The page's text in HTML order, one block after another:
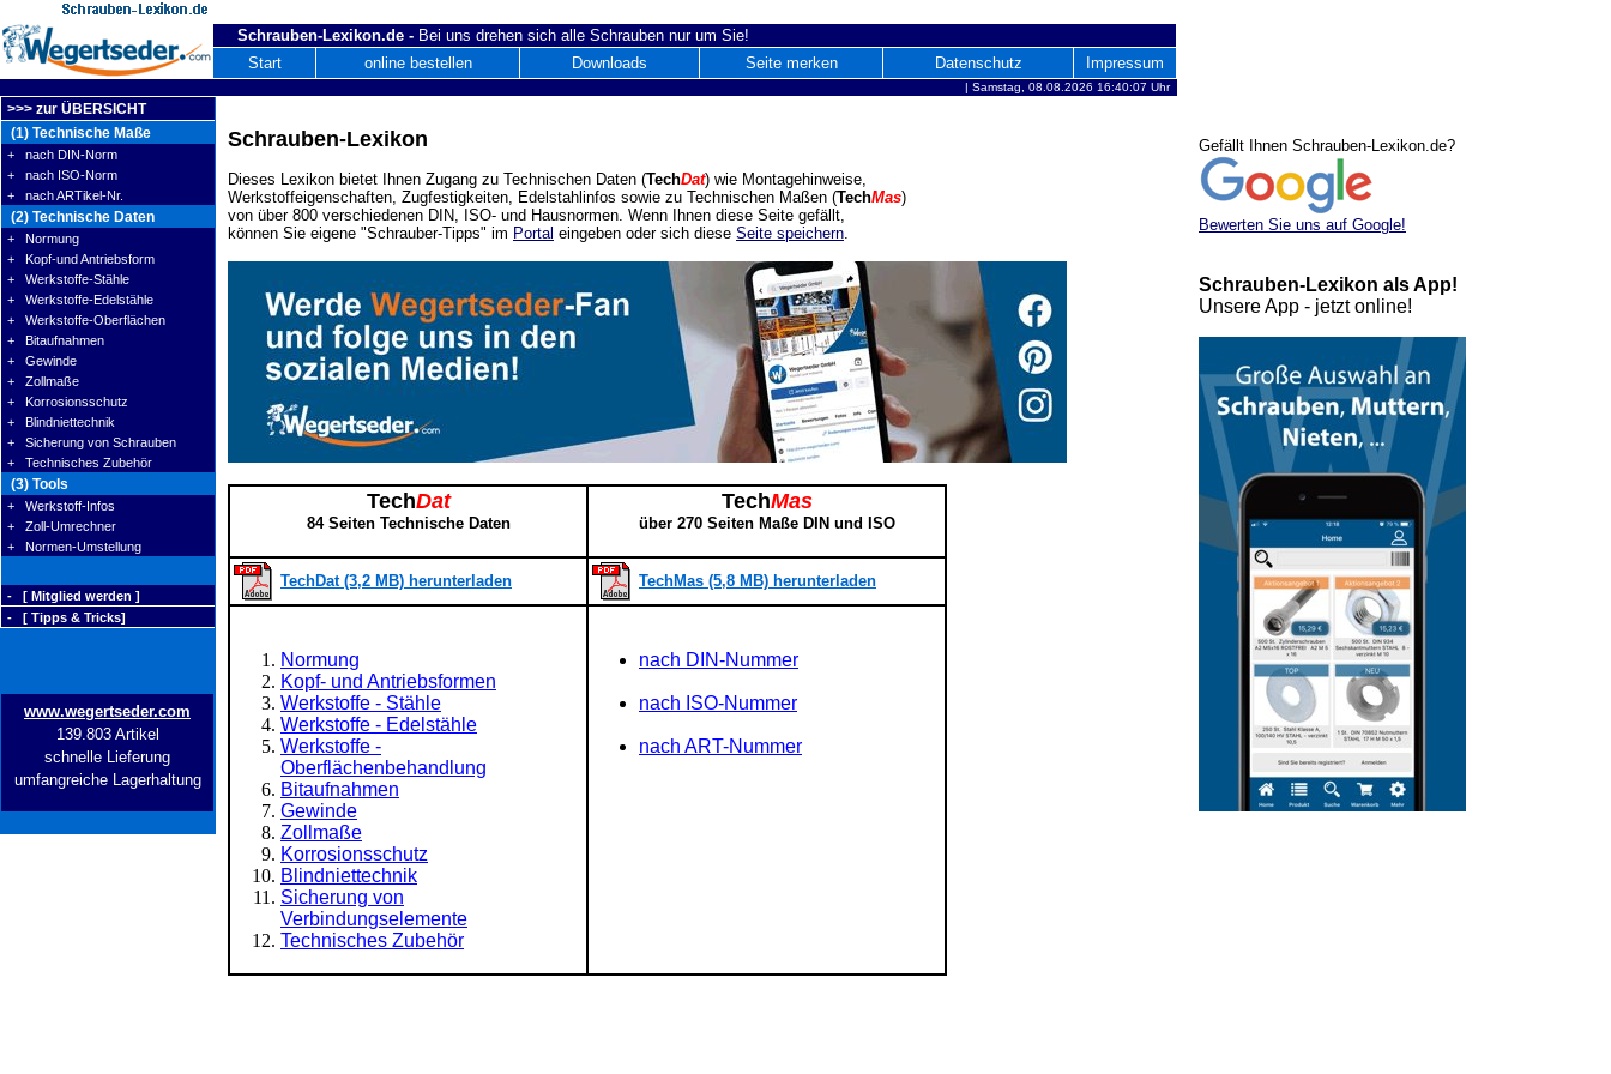
Schrauben-Lexikon.de - Bei uns drehen sich alle Schrauben nur um Sie!
Start
online bestellen Downloads Seite merken Datenschutz Impressum
| Samstag, 08.08.2026 16:40:07 Uhr
>>> zur ÜBERSICHT
(1) Technische Maße
+ nach DIN-Norm
+ nach ISO-Norm
+ nach ARTikel-Nr.
(2) Technische Daten
+ Normung
+ Kopf-und Antriebsform
+ Werkstoffe-Stähle
+ Werkstoffe-Edelstähle
+ Werkstoffe-Oberflächen
+ Bitaufnahmen
+ Gewinde
+ Zollmaße
+ Korrosionsschutz
+ Blindniettechnik
+ Sicherung von Schrauben
+ Technisches Zubehör
(3) Tools
+ Werkstoff-Infos
+ Zoll-Umrechner
+ Normen-Umstellung
- [ Mitglied werden ]
- [ Tipps & Tricks]
www.wegertseder.com
139.803 Artikel
schnelle Lieferung
umfangreiche Lagerhaltung
Schrauben-Lexikon
Dieses Lexikon bietet Ihnen Zugang zu Technischen Daten (TechDat) wie Montagehinweise,
Werkstoffeigenschaften, Zugfestigkeiten, Edelstahlinfos sowie zu Technischen Maßen (TechMas)
von über 800 verschiedenen DIN, ISO- und Hausnormen. Wenn Ihnen diese Seite gefällt,
können Sie eigene "Schrauber-Tipps" im Portal eingeben oder sich diese Seite speichern.
TechDat
84 Seiten Technische Daten
TechMas
über 270 Seiten Maße DIN und ISO
TechDat (3,2 MB) herunterladen TechMas (5,8 MB) herunterladen
Normung
Kopf- und Antriebsformen
Werkstoffe - Stähle
Werkstoffe - Edelstähle
Werkstoffe -
Oberflächenbehandlung
Bitaufnahmen
Gewinde
Zollmaße
Korrosionsschutz
Blindniettechnik
Sicherung von
Verbindungselemente
Technisches Zubehör
nach DIN-Nummer
nach ISO-Nummer
nach ART-Nummer
Gefällt Ihnen Schrauben-Lexikon.de?
Bewerten Sie uns auf Google!
Schrauben-Lexikon als App!
Unsere App - jetzt online!